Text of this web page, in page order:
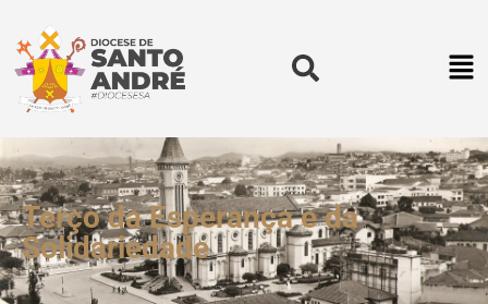
Terço da Esperança e da
Solidariedade